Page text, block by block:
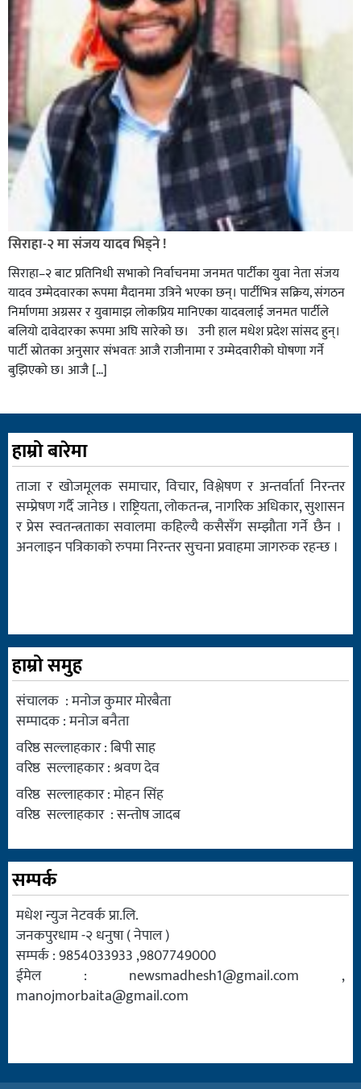
सिराहा-२ मा संजय यादव भिड्ने !
सिराहा–२ बाट प्रतिनिधी सभाको निर्वाचनमा जनमत पार्टीका युवा नेता संजय
यादव उम्मेदवारका रूपमा मैदानमा उत्रिने भएका छन्। पार्टीभित्र सक्रिय, संगठन
निर्माणमा अग्रसर र युवामाझ लोकप्रिय मानिएका यादवलाई जनमत पार्टीले
बलियो दावेदारका रूपमा अघि सारेको छ। उनी हाल मधेश प्रदेश सांसद हुन्।
पार्टी स्रोतका अनुसार संभवतः आजै राजीनामा र उम्मेदवारीको घोषणा गर्ने
बुझिएको छ। आजै […]
हाम्रो बारेमा
ताजा र खोजमूलक समाचार, विचार, विश्लेषण र अन्तर्वार्ता निरन्तर
सम्प्रेषण गर्दै जानेछ । राष्ट्रियता, लोकतन्त्र, नागरिक अधिकार, सुशासन
र प्रेस स्वतन्त्रताका सवालमा कहिल्यै कसैसँग सम्झौता गर्ने छैन ।
अनलाइन पत्रिकाको रुपमा निरन्तर सुचना प्रवाहमा जागरुक रहन्छ ।
हाम्रो समुह
संचालक : मनोज कुमार मोरबैता
सम्पादक : मनोज बनैता
वरिष्ठ सल्लाहकार : बिपी साह
वरिष्ठ सल्लाहकार : श्रवण देव
वरिष्ठ सल्लाहकार : मोहन सिंह
वरिष्ठ सल्लाहकार : सन्तोष जादब
सम्पर्क
मधेश न्युज नेटवर्क प्रा.लि.
जनकपुरधाम -२ धनुषा ( नेपाल )
सम्पर्क : 9854033933 ,9807749000
ईमेल : newsmadhesh1@gmail.com ,
manojmorbaita@gmail.com